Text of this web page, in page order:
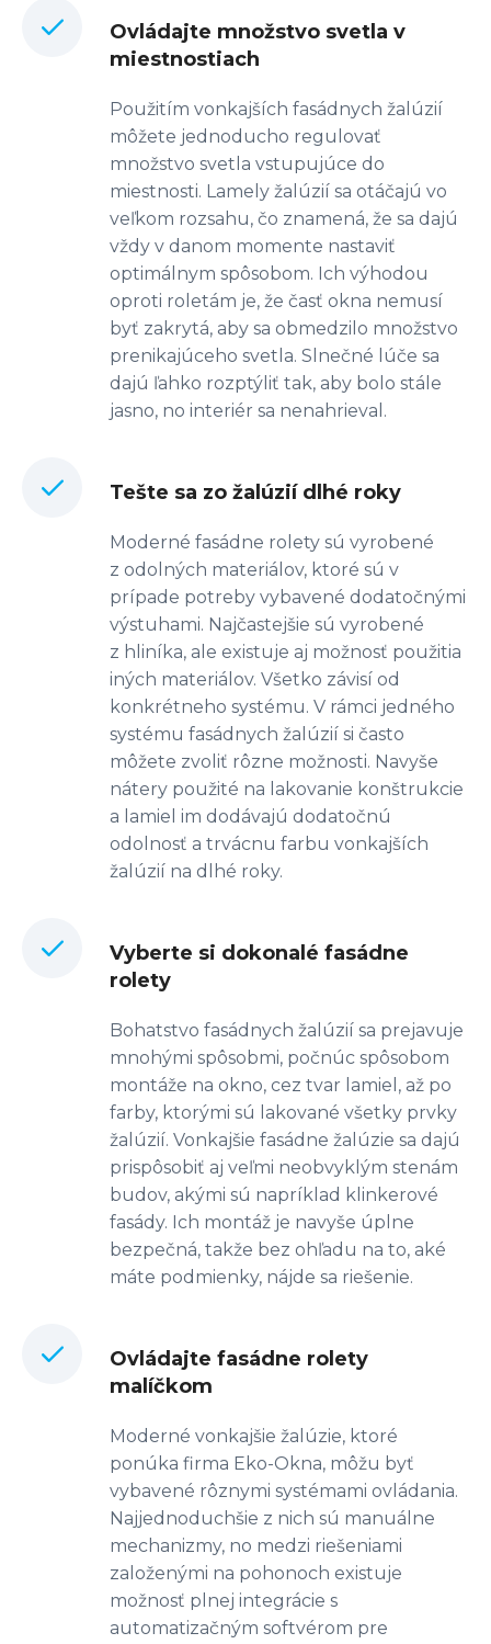
Ovládajte množstvo svetla v
miestnostiach
Použitím vonkajších fasádnych žalúzií
môžete jednoducho regulovať
množstvo svetla vstupujúce do
miestnosti. Lamely žalúzií sa otáčajú vo
veľkom rozsahu, čo znamená, že sa dajú
vždy v danom momente nastaviť
optimálnym spôsobom. Ich výhodou
oproti roletám je, že časť okna nemusí
byť zakrytá, aby sa obmedzilo množstvo
prenikajúceho svetla. Slnečné lúče sa
dajú ľahko rozptýliť tak, aby bolo stále
jasno, no interiér sa nenahrieval.
Tešte sa zo žalúzií dlhé roky
Moderné fasádne rolety sú vyrobené
z odolných materiálov, ktoré sú v
prípade potreby vybavené dodatočnými
výstuhami. Najčastejšie sú vyrobené
z hliníka, ale existuje aj možnosť použitia
iných materiálov. Všetko závisí od
konkrétneho systému. V rámci jedného
systému fasádnych žalúzií si často
môžete zvoliť rôzne možnosti. Navyše
nátery použité na lakovanie konštrukcie
a lamiel im dodávajú dodatočnú
odolnosť a trvácnu farbu vonkajších
žalúzií na dlhé roky.
Vyberte si dokonalé fasádne
rolety
Bohatstvo fasádnych žalúzií sa prejavuje
mnohými spôsobmi, počnúc spôsobom
montáže na okno, cez tvar lamiel, až po
farby, ktorými sú lakované všetky prvky
žalúzií. Vonkajšie fasádne žalúzie sa dajú
prispôsobiť aj veľmi neobvyklým stenám
budov, akými sú napríklad klinkerové
fasády. Ich montáž je navyše úplne
bezpečná, takže bez ohľadu na to, aké
máte podmienky, nájde sa riešenie.
Ovládajte fasádne rolety
malíčkom
Moderné vonkajšie žalúzie, ktoré
ponúka firma Eko-Okna, môžu byť
vybavené rôznymi systémami ovládania.
Najjednoduchšie z nich sú manuálne
mechanizmy, no medzi riešeniami
založenými na pohonoch existuje
možnosť plnej integrácie s
automatizačným softvérom pre